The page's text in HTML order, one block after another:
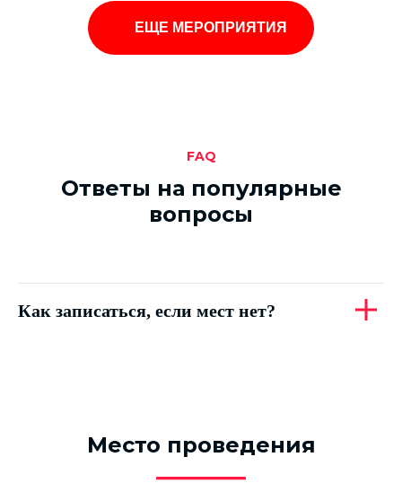
ЕЩЕ МЕРОПРИЯТИЯ
FAQ
Ответы на популярные
вопросы
Как записаться, если мест нет?
Место проведения